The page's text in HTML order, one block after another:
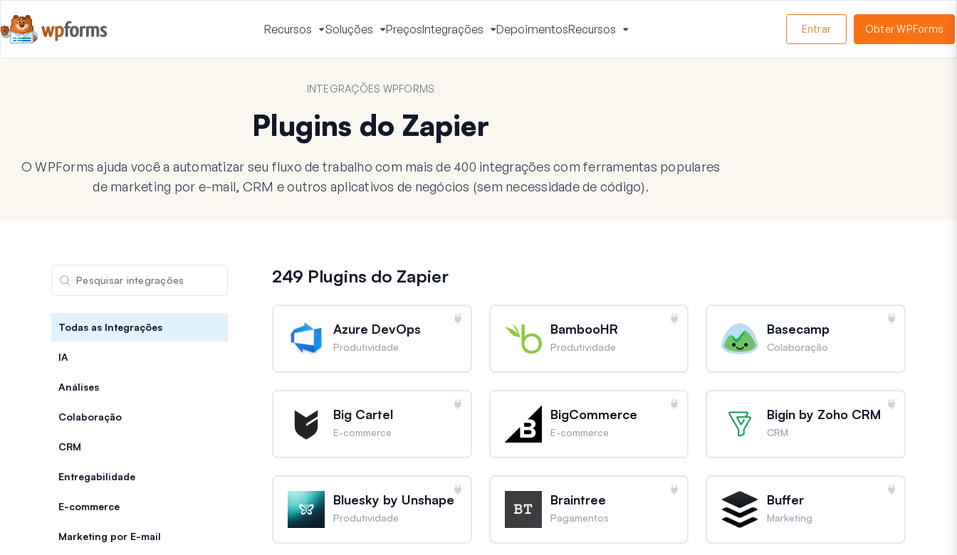
Recursos
Alternar
Menu
Soluções
Alternar
Menu
PreçosIntegrações
Alternar
Menu
DepoimentosRecursos
Menu
Entrar Obter WPForms
INTEGRAÇÕES WPFORMS
Plugins do Zapier
O WPForms ajuda você a automatizar seu fluxo de trabalho com mais de 400 integrações com ferramentas populares
de marketing por e-mail, CRM e outros aplicativos de negócios (sem necessidade de código).
Categorias
Todas as Integrações
IA
Análises
Colaboração
CRM
Entregabilidade
E-commerce
Marketing por E-mail
249 Plugins do Zapier
Azure DevOps
Produtividade
BambooHR
Produtividade
Basecamp
Colaboração
Big Cartel
E-commerce
BigCommerce
E-commerce
Bigin by Zoho CRM
CRM
Bluesky by Unshape
Produtividade
Braintree
Pagamentos
Buffer
Marketing